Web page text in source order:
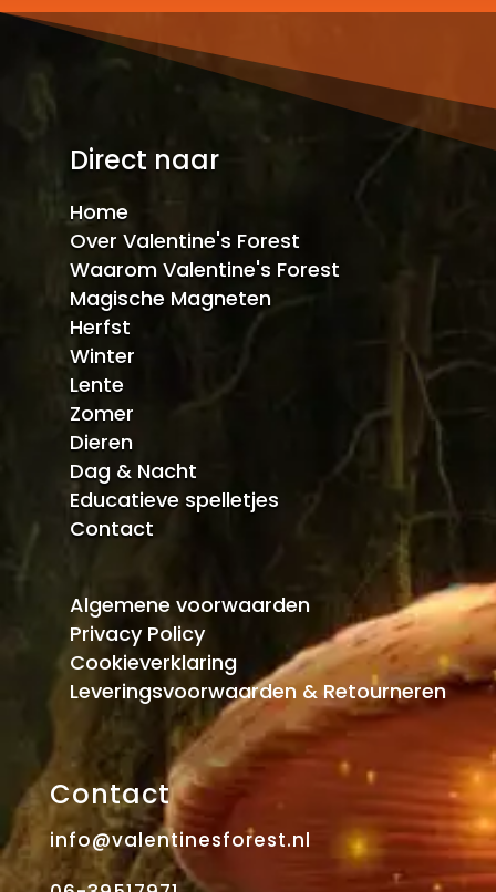
Direct naar
Home
Over Valentine's Forest
Waarom Valentine's Forest
Magische Magneten
Herfst
Winter
Lente
Zomer
Dieren
Dag & Nacht
Educatieve spelletjes
Contact
Algemene voorwaarden
Privacy Policy
Cookieverklaring
Leveringsvoorwaarden & Retourneren
Contact
info@valentinesforest.nl